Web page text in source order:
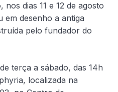
dias 11 e 12 de agosto
em desenho a antiga
pelo fundador do
terça a sábado, das 14h
localizada na